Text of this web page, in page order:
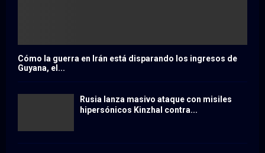
Cómo la guerra en Irán está disparando los ingresos de
Guyana, el...
Rusia lanza masivo ataque con misiles
hipersónicos Kinzhal contra...